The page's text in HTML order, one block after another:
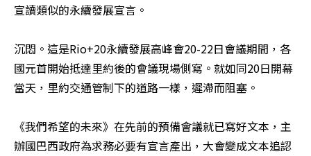
宣讀類似的永續發展宣言。
沉悶。這是Rio+20永續發展高峰會20-22日會議期間，各
國元首開始抵達里約後的會議現場側寫。就如同20日開幕
當天，里約交通管制下的道路一樣，遲滯而阻塞。
《我們希望的未來》在先前的預備會議就已寫好文本，主
辦國巴西政府為求務必要有宣言產出，大會變成文本追認